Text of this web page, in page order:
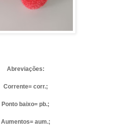
Abreviações:
Corrente= corr.;
Ponto baixo= pb.;
Aumentos= aum.;